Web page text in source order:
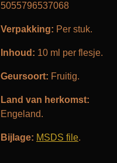
5055796537068
Verpakking: Per stuk.
Inhoud: 10 ml per flesje.
Geursoort: Fruitig.
Land van herkomst:
Engeland.
Bijlage: MSDS file.